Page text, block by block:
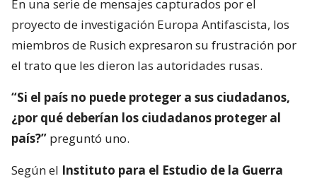
En una serie de mensajes capturados por el
proyecto de investigación Europa Antifascista, los
miembros de Rusich expresaron su frustración por
el trato que les dieron las autoridades rusas.
“Si el país no puede proteger a sus ciudadanos,
¿por qué deberían los ciudadanos proteger al
país?” preguntó uno.
Según el Instituto para el Estudio de la Guerra